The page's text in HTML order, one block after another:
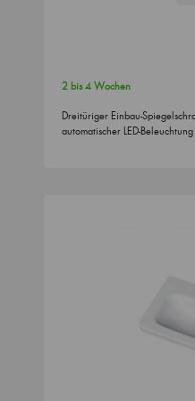
2 bis 4 Wochen
Dreitüriger Einbau-
automatischer LED-